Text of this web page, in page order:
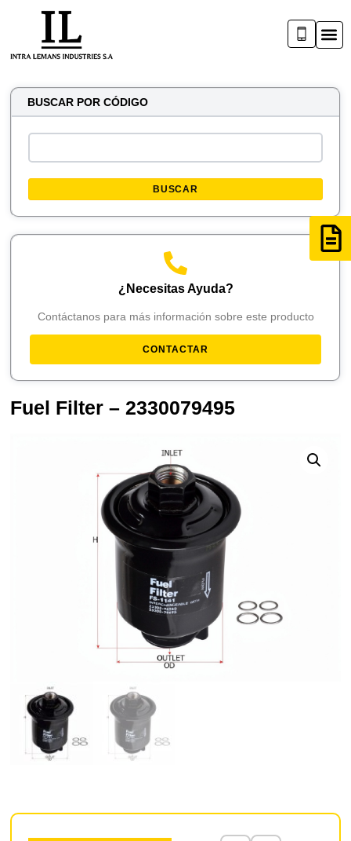
BUSCAR POR CÓDIGO
BUSCAR
¿Necesitas Ayuda?
Contáctanos para más información sobre este producto
CONTACTAR
Fuel Filter – 2330079495